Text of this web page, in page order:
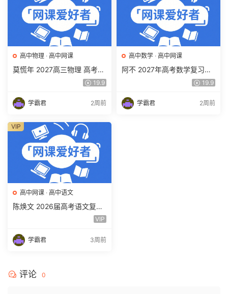
高中物理 · 高中网课
莫慌年 2027高三物理 高考物
19.9
学霸君 2周前
高中数学 · 高中网课
阿不 2027年高考数学复习网
课教程 高三数学 一轮复习视
19.9
学霸君 2周前
高中网课 · 高中语文
陈焕文 2026届高考语文复习
网课 高三语文 一二三轮视频
VIP
学霸君 3周前
VIP
评论 0